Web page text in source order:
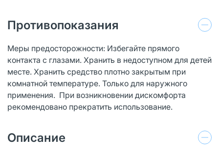
Противопоказания
Меры предосторожности: Избегайте прямого
контакта с глазами. Хранить в недоступном для детей
месте. Хранить средство плотно закрытым при
комнатной температуре. Только для наружного
применения. При возникновении дискомфорта
рекомендовано прекратить использование.
Описание